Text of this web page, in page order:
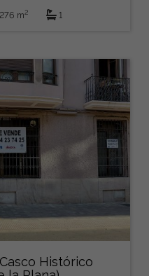
276 m2 1
Histórico